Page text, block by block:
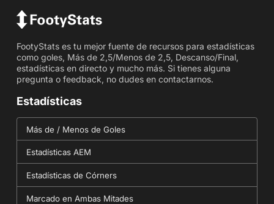
FootyStats es tu mejor fuente de recursos para estadísticas
como goles, Más de 2,5/Menos de 2,5, Descanso/Final,
estadísticas en directo y mucho más. Si tienes alguna
pregunta o feedback, no dudes en contactarnos.
Estadísticas
Más de / Menos de Goles
Estadísticas AEM
Estadísticas de Córners
Marcado en Ambas Mitades